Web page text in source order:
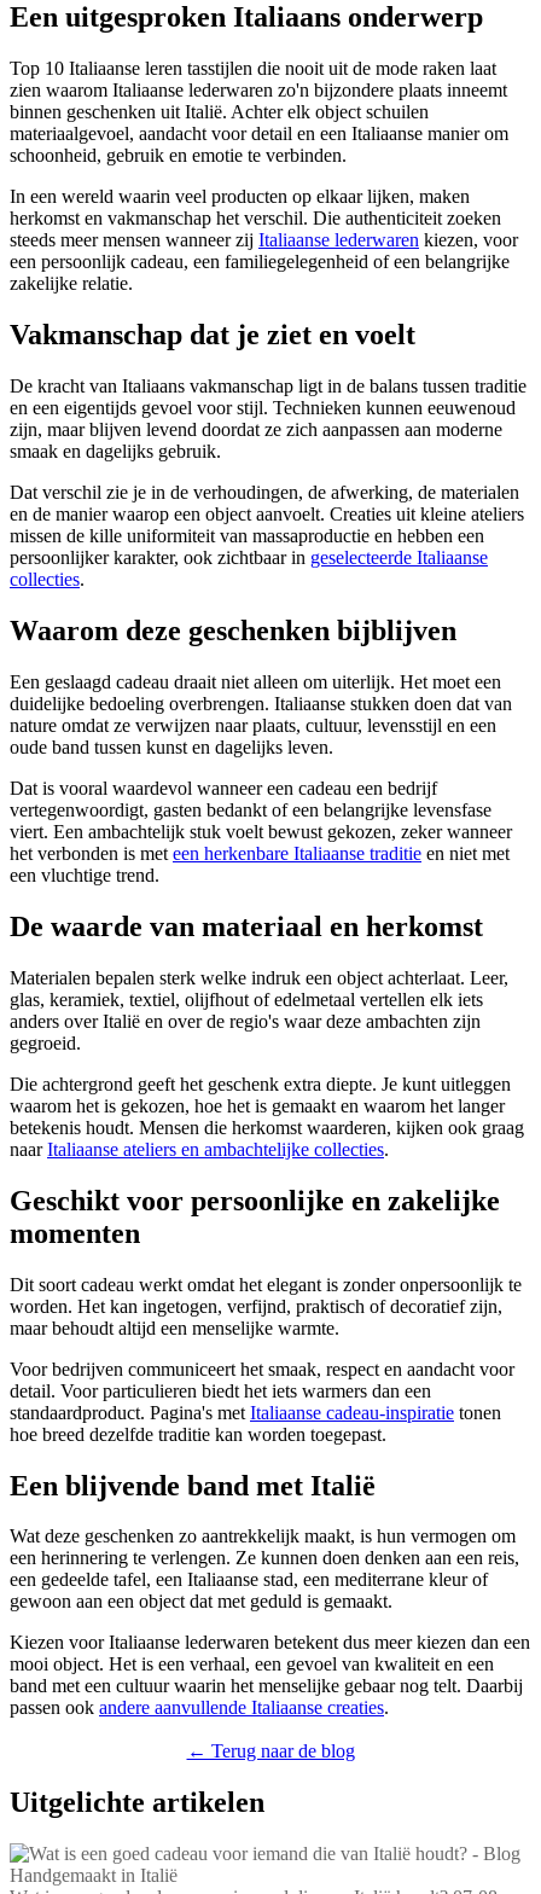
Een uitgesproken Italiaans onderwerp
Top 10 Italiaanse leren tasstijlen die nooit uit de mode raken laat
zien waarom Italiaanse lederwaren zo'n bijzondere plaats inneemt
binnen geschenken uit Italië. Achter elk object schuilen
materiaalgevoel, aandacht voor detail en een Italiaanse manier om
schoonheid, gebruik en emotie te verbinden.
In een wereld waarin veel producten op elkaar lijken, maken
herkomst en vakmanschap het verschil. Die authenticiteit zoeken
steeds meer mensen wanneer zij Italiaanse lederwaren kiezen, voor
een persoonlijk cadeau, een familiegelegenheid of een belangrijke
zakelijke relatie.
Vakmanschap dat je ziet en voelt
De kracht van Italiaans vakmanschap ligt in de balans tussen traditie
en een eigentijds gevoel voor stijl. Technieken kunnen eeuwenoud
zijn, maar blijven levend doordat ze zich aanpassen aan moderne
smaak en dagelijks gebruik.
Dat verschil zie je in de verhoudingen, de afwerking, de materialen
en de manier waarop een object aanvoelt. Creaties uit kleine ateliers
missen de kille uniformiteit van massaproductie en hebben een
persoonlijker karakter, ook zichtbaar in geselecteerde Italiaanse
collecties.
Waarom deze geschenken bijblijven
Een geslaagd cadeau draait niet alleen om uiterlijk. Het moet een
duidelijke bedoeling overbrengen. Italiaanse stukken doen dat van
nature omdat ze verwijzen naar plaats, cultuur, levensstijl en een
oude band tussen kunst en dagelijks leven.
Dat is vooral waardevol wanneer een cadeau een bedrijf
vertegenwoordigt, gasten bedankt of een belangrijke levensfase
viert. Een ambachtelijk stuk voelt bewust gekozen, zeker wanneer
het verbonden is met een herkenbare Italiaanse traditie en niet met
een vluchtige trend.
De waarde van materiaal en herkomst
Materialen bepalen sterk welke indruk een object achterlaat. Leer,
glas, keramiek, textiel, olijfhout of edelmetaal vertellen elk iets
anders over Italië en over de regio's waar deze ambachten zijn
gegroeid.
Die achtergrond geeft het geschenk extra diepte. Je kunt uitleggen
waarom het is gekozen, hoe het is gemaakt en waarom het langer
betekenis houdt. Mensen die herkomst waarderen, kijken ook graag
naarItaliaanse ateliers en ambachtelijke collecties.
Geschikt voor persoonlijke en zakelijke
momenten
Dit soort cadeau werkt omdat het elegant is zonder onpersoonlijk te
worden. Het kan ingetogen, verfijnd, praktisch of decoratief zijn,
maar behoudt altijd een menselijke warmte.
Voor bedrijven communiceert het smaak, respect en aandacht voor
detail. Voor particulieren biedt het iets warmers dan een
standaardproduct. Pagina's met Italiaanse cadeau-inspiratie tonen
hoe breed dezelfde traditie kan worden toegepast.
Een blijvende band met Italië
Wat deze geschenken zo aantrekkelijk maakt, is hun vermogen om
een herinnering te verlengen. Ze kunnen doen denken aan een reis,
een gedeelde tafel, een Italiaanse stad, een mediterrane kleur of
gewoon aan een object dat met geduld is gemaakt.
Kiezen voor Italiaanse lederwaren betekent dus meer kiezen dan een
mooi object. Het is een verhaal, een gevoel van kwaliteit en een
band met een cultuur waarin het menselijke gebaar nog telt. Daarbij
passen ook andere aanvullende Italiaanse creaties.
← Terug naar de blog
Uitgelichte artikelen